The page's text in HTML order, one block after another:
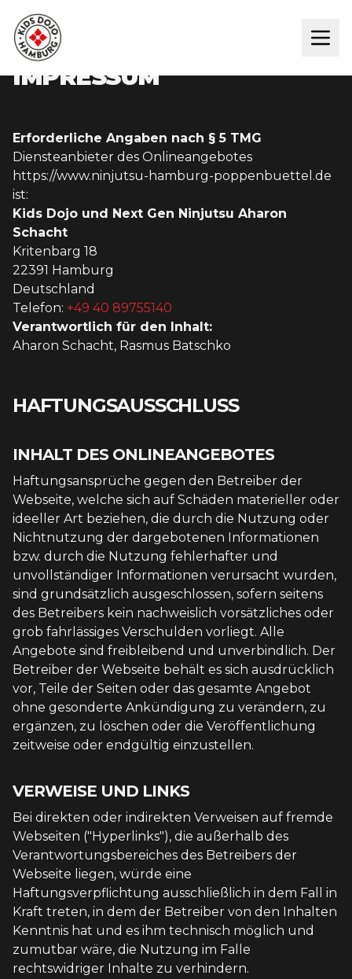
IMPRESSUM
Erforderliche Angaben nach § 5 TMG
Diensteanbieter des Onlineangebotes
https://www.ninjutsu-hamburg-poppenbuettel.de
ist:
Kids Dojo und Next Gen Ninjutsu Aharon
Schacht
Kritenbarg 18
22391 Hamburg
Deutschland
Telefon: +49 40 89755140
Verantwortlich für den Inhalt:
Aharon Schacht, Rasmus Batschko
HAFTUNGSAUSSCHLUSS
INHALT DES ONLINEANGEBOTES
Haftungsansprüche gegen den Betreiber der
Webseite, welche sich auf Schäden materieller oder
ideeller Art beziehen, die durch die Nutzung oder
Nichtnutzung der dargebotenen Informationen
bzw. durch die Nutzung fehlerhafter und
unvollständiger Informationen verursacht wurden,
sind grundsätzlich ausgeschlossen, sofern seitens
des Betreibers kein nachweislich vorsätzliches oder
grob fahrlässiges Verschulden vorliegt. Alle
Angebote sind freibleibend und unverbindlich. Der
Betreiber der Webseite behält es sich ausdrücklich
vor, Teile der Seiten oder das gesamte Angebot
ohne gesonderte Ankündigung zu verändern, zu
ergänzen, zu löschen oder die Veröffentlichung
zeitweise oder endgültig einzustellen.
VERWEISE UND LINKS
Bei direkten oder indirekten Verweisen auf fremde
Webseiten ("Hyperlinks"), die außerhalb des
Verantwortungsbereiches des Betreibers der
Webseite liegen, würde eine
Haftungsverpflichtung ausschließlich in dem Fall in
Kraft treten, in dem der Betreiber von den Inhalten
Kenntnis hat und es ihm technisch möglich und
zumutbar wäre, die Nutzung im Falle
rechtswidriger Inhalte zu verhindern.